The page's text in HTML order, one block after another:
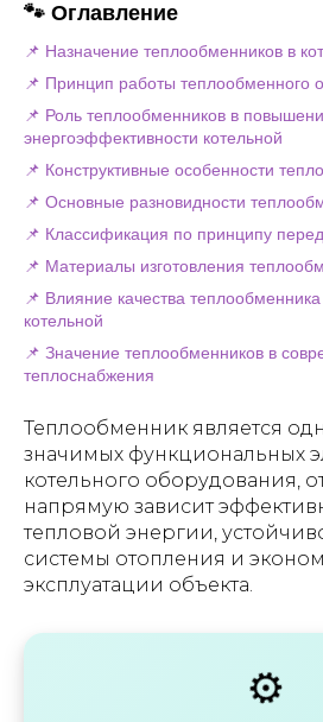
🐾 Оглавление
📌 Назначение теплообменников в
📌 Принцип работы теплообменного
📌 Роль теплообменников в
энергоэффективности котельной
📌 Конструктивные особенности
📌 Основные разновидности
📌 Классификация по принципу
📌 Материалы изготовления
📌 Влияние качества
котельной
📌 Значение теплообменников в
теплоснабжения
Теплообменник является
значимых функциональных
котельного оборудования,
напрямую зависит
тепловой энергии,
системы отопления и
эксплуатации объекта.
⚙️